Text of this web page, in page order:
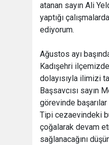
atanan sayın Ali
yaptığı
ediyorum.
Ağustos ayı
Kadışehri
dolayısıyla ilimizi
Başsavcısı sayın
görevinde
Tipi cezaevindeki
çoğalarak devam
sağlanacağını